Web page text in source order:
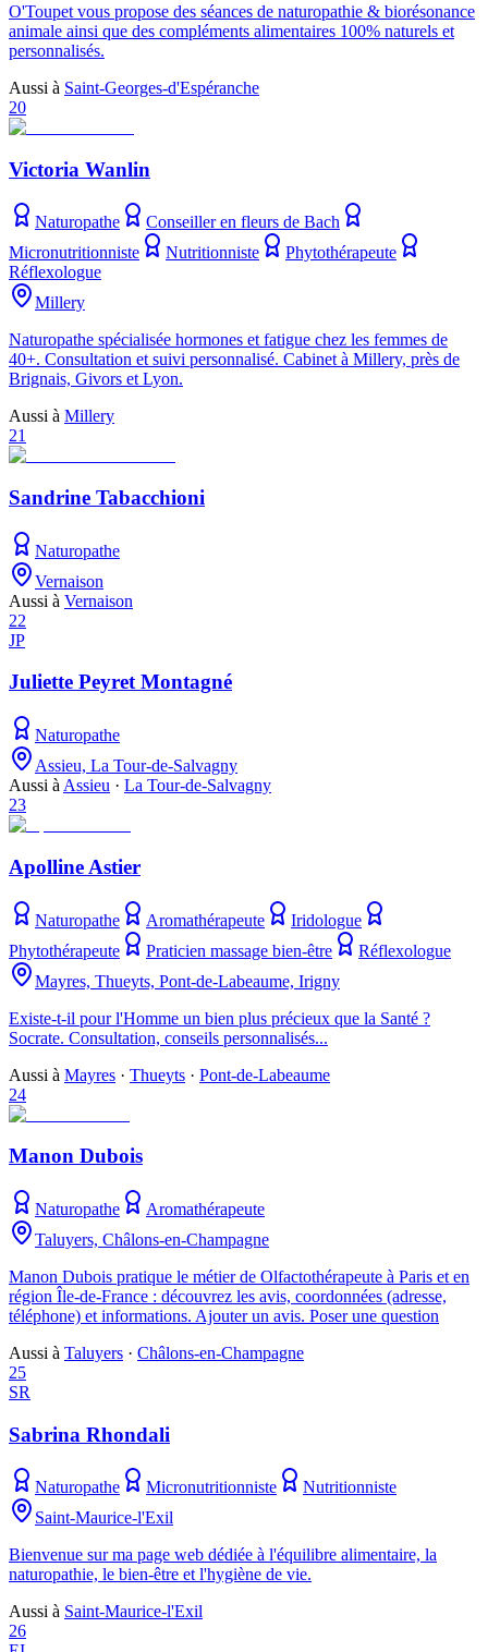
O'Toupet vous propose des séances de naturopathie & biorésonance
animale ainsi que des compléments alimentaires 100% naturels et
personnalisés.
Aussi à Saint-Georges-d'Espéranche
20
Victoria Wanlin
Naturopathe
Conseiller en fleurs de Bach
Micronutritionniste
Nutritionniste
Phytothérapeute
Réflexologue
Millery
Naturopathe spécialisée hormones et fatigue chez les femmes de
40+. Consultation et suivi personnalisé. Cabinet à Millery, près de
Brignais, Givors et Lyon.
Aussi à Millery
21
Sandrine Tabacchioni
Naturopathe
Vernaison
Aussi à Vernaison
22
JP
Juliette Peyret Montagné
Naturopathe
Assieu, La Tour-de-Salvagny
Aussi à Assieu · La Tour-de-Salvagny
23
Apolline Astier
Naturopathe Aromathérapeute
Iridologue
Phytothérapeute
Praticien massage bien-être
Réflexologue
Mayres, Thueyts, Pont-de-Labeaume, Irigny
Existe-t-il pour l'Homme un bien plus précieux que la Santé ?
Socrate. Consultation, conseils personnalisés...
Aussi à Mayres · Thueyts · Pont-de-Labeaume
24
Manon Dubois
Naturopathe
Aromathérapeute
Taluyers, Châlons-en-Champagne
Manon Dubois pratique le métier de Olfactothérapeute à Paris et en
région Île-de-France : découvrez les avis, coordonnées (adresse,
téléphone) et informations. Ajouter un avis. Poser une question
Aussi à Taluyers · Châlons-en-Champagne
25
SR
Sabrina Rhondali
Naturopathe Micronutritionniste
Nutritionniste
Saint-Maurice-l'Exil
Bienvenue sur ma page web dédiée à l'équilibre alimentaire, la
naturopathie, le bien-être et l'hygiène de vie.
Aussi à Saint-Maurice-l'Exil
26